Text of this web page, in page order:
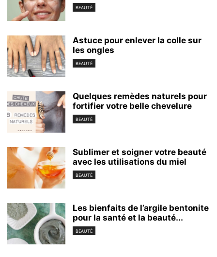
BEAUTÉ
Astuce pour enlever la colle sur
les ongles
BEAUTÉ
Quelques remèdes naturels pour
fortifier votre belle chevelure
BEAUTÉ
Sublimer et soigner votre beauté
avec les utilisations du miel
BEAUTÉ
Les bienfaits de l’argile bentonite
pour la santé et la beauté...
BEAUTÉ